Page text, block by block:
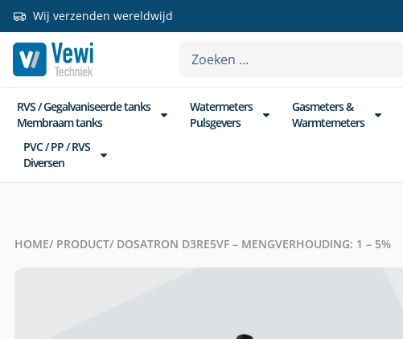
Wij verzenden wereldwijd
RVS / Gegalvaniseerde tanks
Membraam tanks
Watermeters
Pulsgevers
Gasmeters &
Warmtemeters
PVC / PP / RVS
Diversen
HOME/ PRODUCT/ DOSATRON D3RE5VF – MENGVERHOUDING: 1 – 5%